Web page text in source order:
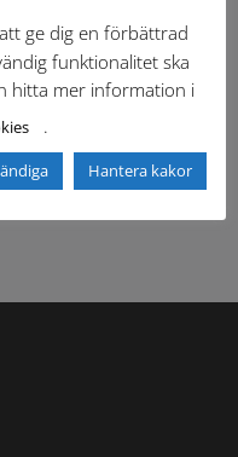
Kontaktlista
ge dig en förbättrad
funktionalitet ska
hitta mer information i
.
Hantera kakor